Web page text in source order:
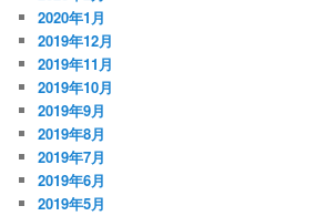
2020年1月
2019年12月
2019年11月
2019年10月
2019年9月
2019年8月
2019年7月
2019年6月
2019年5月